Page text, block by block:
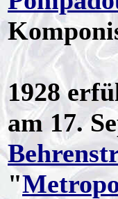
1928
am 17.
"